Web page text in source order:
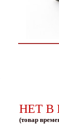
НЕТ В
(товар